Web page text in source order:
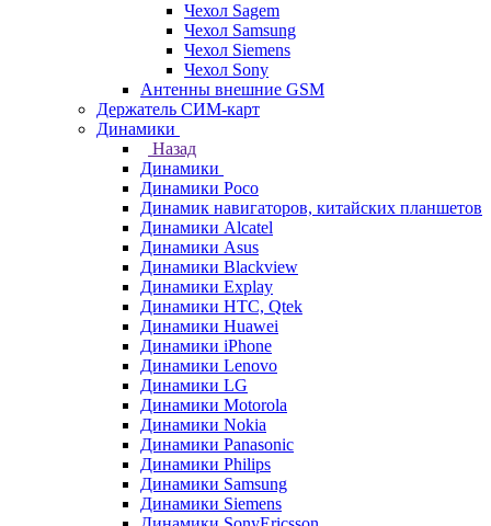
Чехол Sagem
Чехол Samsung
Чехол Siemens
Чехол Sony
Антенны внешние GSM
Держатель СИМ-карт
Динамики
Назад
Динамики
Динамики Poco
Динамик навигаторов, китайских планшетов
Динамики Alcatel
Динамики Asus
Динамики Blackview
Динамики Explay
Динамики HTC, Qtek
Динамики Huawei
Динамики iPhone
Динамики Lenovo
Динамики LG
Динамики Motorola
Динамики Nokia
Динамики Panasonic
Динамики Philips
Динамики Samsung
Динамики Siemens